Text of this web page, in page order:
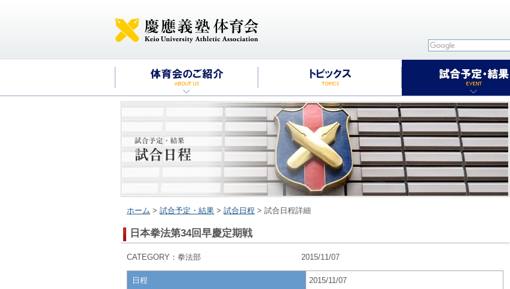
ホーム > 試合予定・結果 > 試合日程 > 試合日程詳細
日本拳法第34回早慶定期戦
CATEGORY：拳法部 2015/11/07
日程 2015/11/07